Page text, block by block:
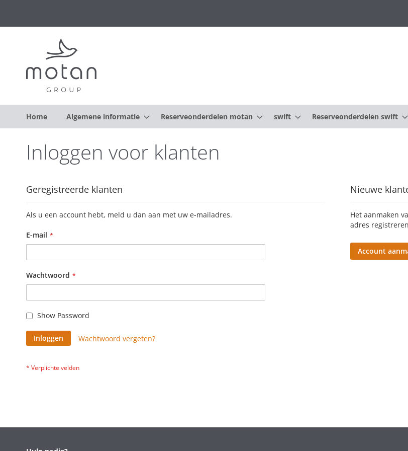
Home Algemene informatie Reserveonderdelen motan swift Reserveonderdelen swift
Inloggen voor klanten
Geregistreerde klanten
Als u een account hebt, meld u dan aan met uw e-mailadres.
E-mail
Wachtwoord
Show Password
Inloggen Wachtwoord vergeten?
Nieuwe
Het aanmaken
adres
Account